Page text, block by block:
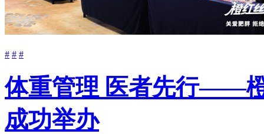
# # #
体重管理 医者先行——
成功举办